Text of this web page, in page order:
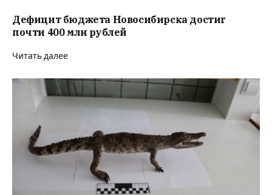
Дефицит бюджета Новосибирска достиг
почти 400 млн рублей
Читать далее